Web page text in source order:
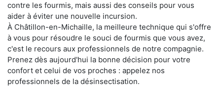
contre les fourmis, mais aussi des conseils pour vous
aider à éviter une nouvelle incursion.
À Châtillon-en-Michaille, la meilleure technique qui s'offre
à vous pour résoudre le souci de fourmis que vous avez,
c'est le recours aux professionnels de notre compagnie.
Prenez dès aujourd'hui la bonne décision pour votre
confort et celui de vos proches : appelez nos
professionnels de la désinsectisation.